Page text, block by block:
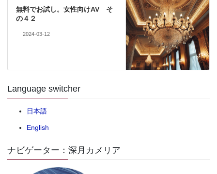
無料でお試し。女性向けAV そ
の４２
2024-03-12
Language switcher
日本語
English
ナビゲーター：深月カメリア